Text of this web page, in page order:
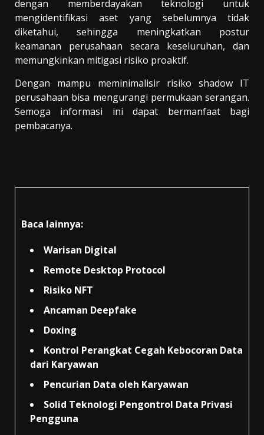
dengan memberdayakan teknologi untuk
mengidentifikasi aset yang sebelumnya tidak
diketahui, sehingga meningkatkan postur
keamanan perusahaan secara keseluruhan, dan
memungkinkan mitigasi risiko proaktif.
Dengan mampu meminimalisir risiko shadow IT
perusahaan bisa mengurangi permukaan serangan.
Semoga informasi ini dapat bermanfaat bagi
pembacanya.
Baca lainnya:
Warisan Digital
Remote Desktop Protocol
Risiko NFT
Ancaman Deepfake
Doxing
Kontrol Perangkat Cegah Kebocoran Data
dari Karyawan
Pencurian Data oleh Karyawan
Solid Teknologi Pengontrol Data Privasi
Pengguna